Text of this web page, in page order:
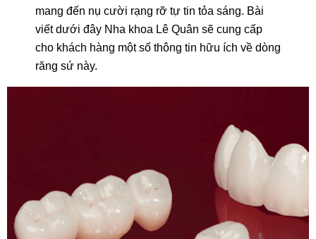
mang đến nụ cười rạng rỡ tự tin tỏa sáng. Bài
viết dưới đây Nha khoa Lê Quân sẽ cung cấp
cho khách hàng một số thông tin hữu ích về dòng
răng sứ này.